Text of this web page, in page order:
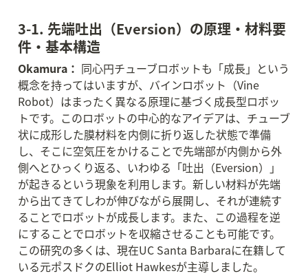
3-1. 先端吐出（Eversion）の原理・材料要
件・基本構造
Okamura： 同心円チューブロボットも「成長」という
概念を持ってはいますが、バインロボット（Vine
Robot）はまったく異なる原理に基づく成長型ロボッ
トです。このロボットの中心的なアイデアは、チューブ
状に成形した膜材料を内側に折り返した状態で準備
し、そこに空気圧をかけることで先端部が内側から外
側へとひっくり返る、いわゆる「吐出（Eversion）」
が起きるという現象を利用します。新しい材料が先端
から出てきてしわが伸びながら展開し、それが連続す
ることでロボットが成長します。また、この過程を逆
にすることでロボットを収縮させることも可能です。
この研究の多くは、現在UC Santa Barbaraに在籍して
いる元ポスドクのElliot Hawkesが主導しました。